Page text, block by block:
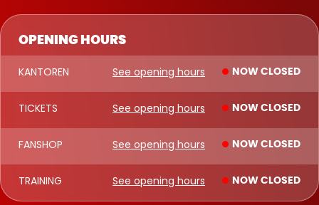
OPENING HOURS
KANTOREN See opening hours NOW CLOSED
TICKETS See opening hours NOW CLOSED
FANSHOP See opening hours NOW CLOSED
TRAINING See opening hours NOW CLOSED